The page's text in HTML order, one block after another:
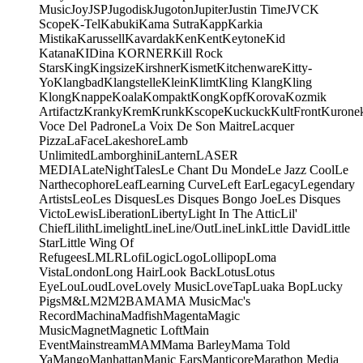
MusicJoyJSPJugodiskJugotonJupiterJustin TimeJVCK
ScopeK-TelKabukiKama SutraKappKarkia
MistikaKarussellKavardakKenKentKeytoneKid
KatanaKIDina KORNERKill Rock
StarsKingKingsizeKirshnerKismetKitchenwareKitty-
YoKlangbadKlangstelleKleinKlimtKling KlangKling
KlongKnappeKoalaKompaktKongKopfKorovaKozmik
ArtifactzKrankyKremKrunkKscopeKuckuckKultFront
Voce Del PadroneLa Voix De Son MaitreLacquer
PizzaLaFaceLakeshoreLamb
UnlimitedLamborghiniLanternLASER
MEDIALateNightTalesLe Chant Du MondeLe Jazz CoolLe
NarthecophoreLeafLearning CurveLeft EarLegacyLegendary
ArtistsLeoLes DisquesLes Disques Bongo JoeLes Disques
VictoLewisLiberationLibertyLight In The AtticLil'
ChiefLilithLimelightLineLine/OutLineLinkLittle DavidLittle
StarLittle Wing Of
RefugeesLMLRLofiLogicLogoLollipopLoma
VistaLondonLong HairLook BackLotusLotus
EyeLouLoudLoveLovely MusicLoveTapLuaka BopLucky
PigsM&LM2M2BAMAMA MusicMac's
RecordMachinaMadfishMagentaMagic
MusicMagnetMagnetic LoftMain
EventMainstreamMAMMama BarleyMama Told
YaMangoManhattanManic EarsManticoreMarathon Media